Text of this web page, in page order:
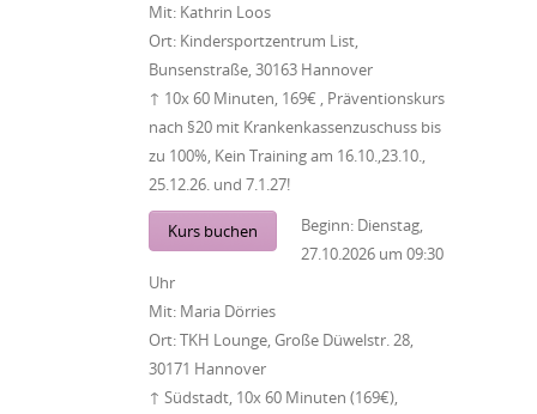
Mit: Kathrin Loos
Ort: Kindersportzentrum List,
Bunsenstraße, 30163 Hannover
↑ 10x 60 Minuten, 169€ , Präventionskurs
nach §20 mit Krankenkassenzuschuss bis
zu 100%, Kein Training am 16.10.,23.10.,
25.12.26. und 7.1.27!
Kurs buchen Beginn: Dienstag,
27.10.2026 um 09:30
Uhr
Mit: Maria Dörries
Ort:TKH Lounge, Große Düwelstr. 28,
30171 Hannover
↑ Südstadt, 10x 60 Minuten (169€),